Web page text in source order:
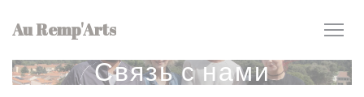
Au Remp'Arts
Связь с нами